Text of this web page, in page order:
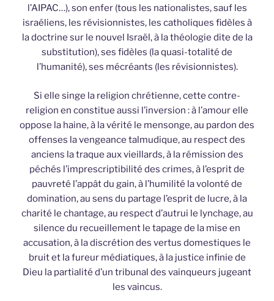
l’AIPAC…), son enfer (tous les nationalistes, sauf les
israéliens, les révisionnistes, les catholiques fidèles à
la doctrine sur le nouvel Israël, à la théologie dite de la
substitution), ses fidèles (la quasi-totalité de
l’humanité), ses mécréants (les révisionnistes).
Si elle singe la religion chrétienne, cette contre-
religion en constitue aussi l’inversion : à l’amour elle
oppose la haine, à la vérité le mensonge, au pardon des
offenses la vengeance talmudique, au respect des
anciens la traque aux vieillards, à la rémission des
péchés l’imprescriptibilité des crimes, à l’esprit de
pauvreté l’appât du gain, à l’humilité la volonté de
domination, au sens du partage l’esprit de lucre, à la
charité le chantage, au respect d’autrui le lynchage, au
silence du recueillement le tapage de la mise en
accusation, à la discrétion des vertus domestiques le
bruit et la fureur médiatiques, à la justice infinie de
Dieu la partialité d’un tribunal des vainqueurs jugeant
les vaincus.